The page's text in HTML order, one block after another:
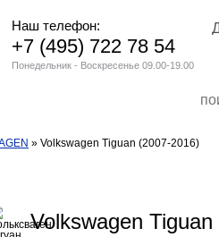
» Volkswagen Tiguan (2007-2016)
Volkswagen
Наш телефон:
+7 (495) 722 78 54
Понедельник - Воскресенье 09.00-19.00